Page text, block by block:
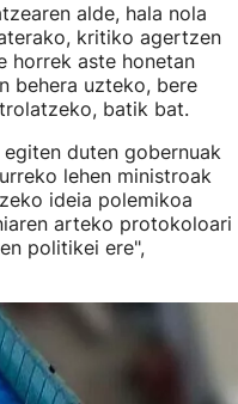
alde, hala nola
kritiko agertzen
horrek aste honetan
behera uzteko, bere
batik bat.
duten gobernuak
lehen ministroak
ideia polemikoa
arteko protokoloari
politikei ere",